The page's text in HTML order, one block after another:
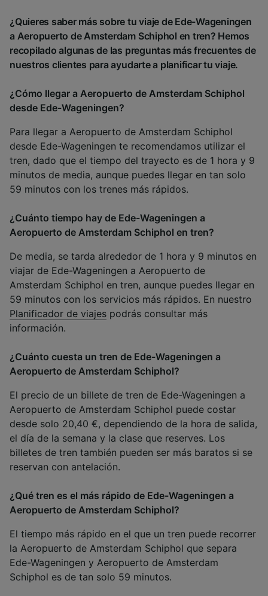
¿Quieres saber más sobre tu viaje de Ede-Wageningen
a Aeropuerto de Amsterdam Schiphol en tren? Hemos
recopilado algunas de las preguntas más frecuentes de
nuestros clientes para ayudarte a planificar tu viaje.
¿Cómo llegar a Aeropuerto de Amsterdam Schiphol
desde Ede-Wageningen?
Para llegar a Aeropuerto de Amsterdam Schiphol
desde Ede-Wageningen te recomendamos utilizar el
tren, dado que el tiempo del trayecto es de 1 hora y 9
minutos de media, aunque puedes llegar en tan solo
59 minutos con los trenes más rápidos.
¿Cuánto tiempo hay de Ede-Wageningen a
Aeropuerto de Amsterdam Schiphol en tren?
De media, se tarda alrededor de 1 hora y 9 minutos en
viajar de Ede-Wageningen a Aeropuerto de
Amsterdam Schiphol en tren, aunque puedes llegar en
59 minutos con los servicios más rápidos. En nuestro
Planificador de viajes podrás consultar más
información.
¿Cuánto cuesta un tren de Ede-Wageningen a
Aeropuerto de Amsterdam Schiphol?
El precio de un billete de tren de Ede-Wageningen a
Aeropuerto de Amsterdam Schiphol puede costar
desde solo 20,40 €, dependiendo de la hora de salida,
el día de la semana y la clase que reserves. Los
billetes de tren también pueden ser más baratos si se
reservan con antelación.
¿Qué tren es el más rápido de Ede-Wageningen a
Aeropuerto de Amsterdam Schiphol?
El tiempo más rápido en el que un tren puede recorrer
la Aeropuerto de Amsterdam Schiphol que separa
Ede-Wageningen y Aeropuerto de Amsterdam
Schiphol es de tan solo 59 minutos.